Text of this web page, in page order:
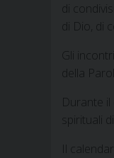
di
di Dio, di
Gli
della
Durante
spirituali
Il